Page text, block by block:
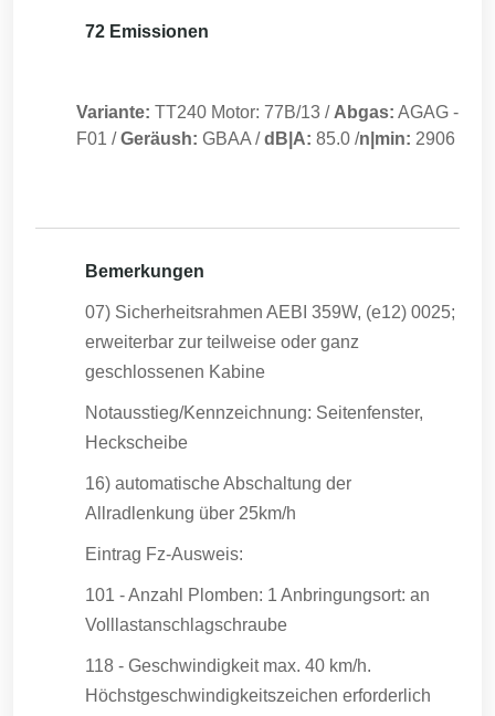
72 Emissionen
Variante: TT240 Motor: 77B/13 / Abgas: AGAG -
F01 /Geräush: GBAA /dB|A: 85.0 /n|min: 2906
Bemerkungen
07) Sicherheitsrahmen AEBI 359W, (e12) 0025;
erweiterbar zur teilweise oder ganz
geschlossenen Kabine
Notausstieg/Kennzeichnung: Seitenfenster,
Heckscheibe
16) automatische Abschaltung der
Allradlenkung über 25km/h
Eintrag Fz-Ausweis:
101 - Anzahl Plomben: 1 Anbringungsort: an
Volllastanschlagschraube
118 - Geschwindigkeit max. 40 km/h.
Höchstgeschwindigkeitszeichen erforderlich